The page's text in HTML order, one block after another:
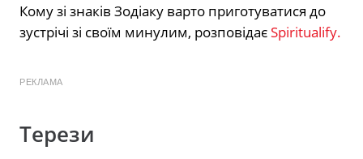
Кому зі знаків Зодіаку варто приготуватися до
зустрічі зі своїм минулим, розповідаєSpiritualify.
РЕКЛАМА
Терези